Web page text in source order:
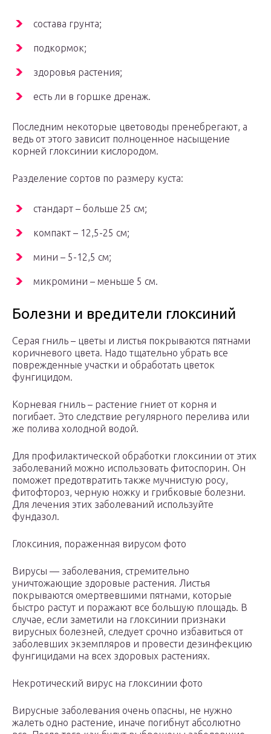
состава грунта;
подкормок;
здоровья растения;
есть ли в горшке дренаж.
Последним некоторые цветоводы пренебрегают, а
ведь от этого зависит полноценное насыщение
корней глоксинии кислородом.
Разделение сортов по размеру куста:
стандарт – больше 25 см;
компакт – 12,5-25 см;
мини – 5-12,5 см;
микромини – меньше 5 см.
Болезни и вредители глоксиний
Серая гниль – цветы и листья покрываются пятнами
коричневого цвета. Надо тщательно убрать все
поврежденные участки и обработать цветок
фунгицидом.
Корневая гниль – растение гниет от корня и
погибает. Это следствие регулярного перелива или
же полива холодной водой.
Для профилактической обработки глоксинии от этих
заболеваний можно использовать фитоспорин. Он
поможет предотвратить также мучнистую росу,
фитофтороз, черную ножку и грибковые болезни.
Для лечения этих заболеваний используйте
фундазол.
Глоксиния, пораженная вирусом фото
Вирусы — заболевания, стремительно
уничтожающие здоровые растения. Листья
покрываются омертвевшими пятнами, которые
быстро растут и поражают все большую площадь. В
случае, если заметили на глоксинии признаки
вирусных болезней, следует срочно избавиться от
заболевших экземпляров и провести дезинфекцию
фунгицидами на всех здоровых растениях.
Некротический вирус на глоксинии фото
Вирусные заболевания очень опасны, не нужно
жалеть одно растение, иначе погибнут абсолютно